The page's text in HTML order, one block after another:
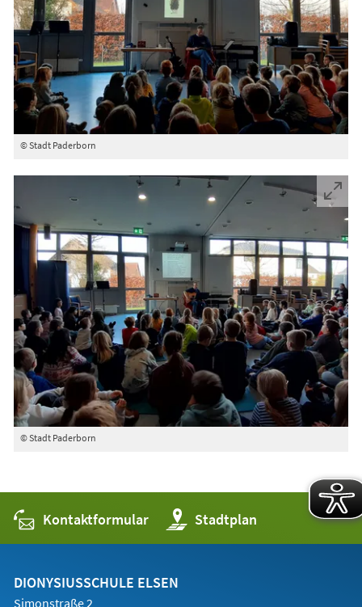
© Stadt Paderborn
© Stadt Paderborn
Kontaktformular Stadtplan
(Öffnet
in
einem
Tab)
DIONYSIUSSCHULE ELSEN
Simonstraße 2